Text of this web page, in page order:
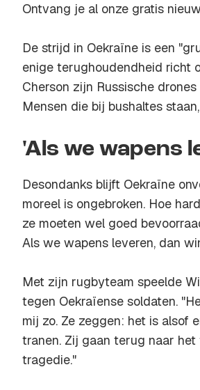
Ontvang je al onze gratis
De strijd in Oekraïne is een
enige terughoudendheid richt
Cherson zijn Russische
Mensen die bij bushaltes
'Als we wapens
Desondanks blijft Oekraïne
moreel is ongebroken. Hoe
ze moeten wel goed
Als we wapens leveren, dan
Met zijn rugbyteam speelde
tegen Oekraïense soldaten.
mij zo. Ze zeggen: het is alsof
tranen. Zij gaan terug naar
tragedie."